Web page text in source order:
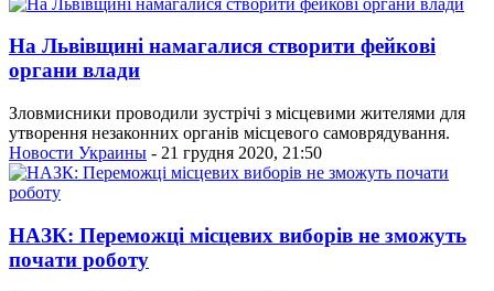
На Львівщині намагалися створити фейкові
органи влади
Зловмисники проводили зустрічі з місцевими жителями для
утворення незаконних органів місцевого самоврядування.
Новости Украины - 21 грудня 2020, 21:50
НАЗК: Переможці місцевих виборів не зможуть
почати роботу